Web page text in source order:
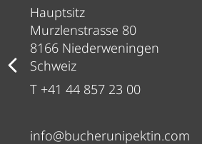
Hauptsitz
Murzlenstrasse 80
8166 Niederweningen
Schweiz
T +41 44 857 23 00
info@bucherunipektin.com